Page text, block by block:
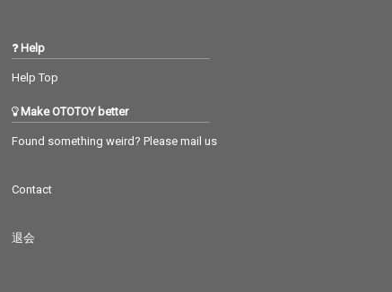
ビスの登場！」を想わ
ssでは初となるhyunis
1000によるビートプロ
デュース曲「pass&pa
Help
Help Top
Make OTOTOY better
Found something weird? Please mail us
Contact
退会